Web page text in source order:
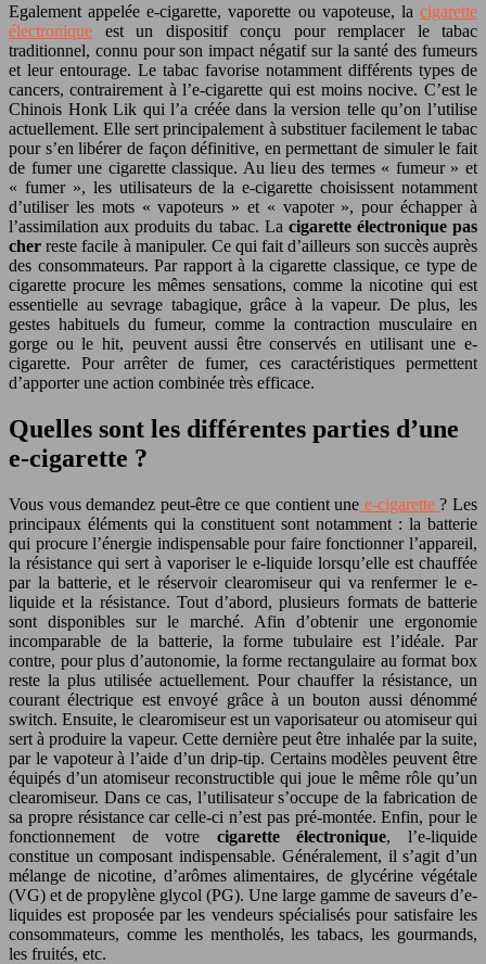
Egalement appelée e-cigarette, vaporette ou vapoteuse, la cigarette
électronique est un dispositif conçu pour remplacer le tabac
traditionnel, connu pour son impact négatif sur la santé des fumeurs
et leur entourage. Le tabac favorise notamment différents types de
cancers, contrairement à l’e-cigarette qui est moins nocive. C’est le
Chinois Honk Lik qui l’a créée dans la version telle qu’on l’utilise
actuellement. Elle sert principalement à substituer facilement le tabac
pour s’en libérer de façon définitive, en permettant de simuler le fait
de fumer une cigarette classique. Au lieu des termes « fumeur » et
« fumer », les utilisateurs de la e-cigarette choisissent notamment
d’utiliser les mots « vapoteurs » et « vapoter », pour échapper à
l’assimilation aux produits du tabac. La cigarette électronique pas
cher reste facile à manipuler. Ce qui fait d’ailleurs son succès auprès
des consommateurs. Par rapport à la cigarette classique, ce type de
cigarette procure les mêmes sensations, comme la nicotine qui est
essentielle au sevrage tabagique, grâce à la vapeur. De plus, les
gestes habituels du fumeur, comme la contraction musculaire en
gorge ou le hit, peuvent aussi être conservés en utilisant une e-
cigarette. Pour arrêter de fumer, ces caractéristiques permettent
d’apporter une action combinée très efficace.
Quelles sont les différentes parties d’une
e-cigarette ?
Vous vous demandez peut-être ce que contient une e-cigarette? Les
principaux éléments qui la constituent sont notamment : la batterie
qui procure l’énergie indispensable pour faire fonctionner l’appareil,
la résistance qui sert à vaporiser le e-liquide lorsqu’elle est chauffée
par la batterie, et le réservoir clearomiseur qui va renfermer le e-
liquide et la résistance. Tout d’abord, plusieurs formats de batterie
sont disponibles sur le marché. Afin d’obtenir une ergonomie
incomparable de la batterie, la forme tubulaire est l’idéale. Par
contre, pour plus d’autonomie, la forme rectangulaire au format box
reste la plus utilisée actuellement. Pour chauffer la résistance, un
courant électrique est envoyé grâce à un bouton aussi dénommé
switch. Ensuite, le clearomiseur est un vaporisateur ou atomiseur qui
sert à produire la vapeur. Cette dernière peut être inhalée par la suite,
par le vapoteur à l’aide d’un drip-tip. Certains modèles peuvent être
équipés d’un atomiseur reconstructible qui joue le même rôle qu’un
clearomiseur. Dans ce cas, l’utilisateur s’occupe de la fabrication de
sa propre résistance car celle-ci n’est pas pré-montée. Enfin, pour le
fonctionnement de votre cigarette électronique, l’e-liquide
constitue un composant indispensable. Généralement, il s’agit d’un
mélange de nicotine, d’arômes alimentaires, de glycérine végétale
(VG) et de propylène glycol (PG). Une large gamme de saveurs d’e-
liquides est proposée par les vendeurs spécialisés pour satisfaire les
consommateurs, comme les mentholés, les tabacs, les gourmands,
les fruités, etc.